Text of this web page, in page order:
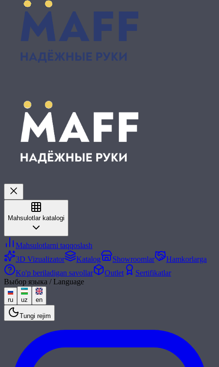
Mahsulotlar katalogi
Mahsulotlarni taqqoslash
3D Vizualizator
Katalog Showroomlar
Hamkorlarga
Ko'p beriladigan savollar
Outlet
Sertifikatlar
Выбор языка / Language
ru uz en
Tungi rejim